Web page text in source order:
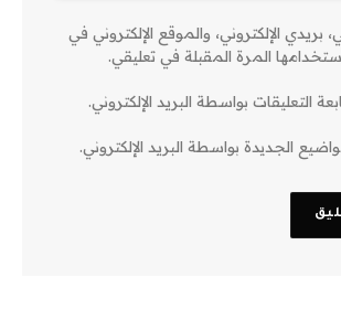
الإلكتروني، والموقع الإلكتروني في
المرة المقبلة في تعليقي.
التعليقات بواسطة البريد الإلكتروني.
الجديدة بواسطة البريد الإلكتروني.